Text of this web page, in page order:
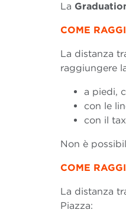
La
COME
La distanza
raggiungere
a piedi,
con le
con il
Non è
COME
La distanza
Piazza: